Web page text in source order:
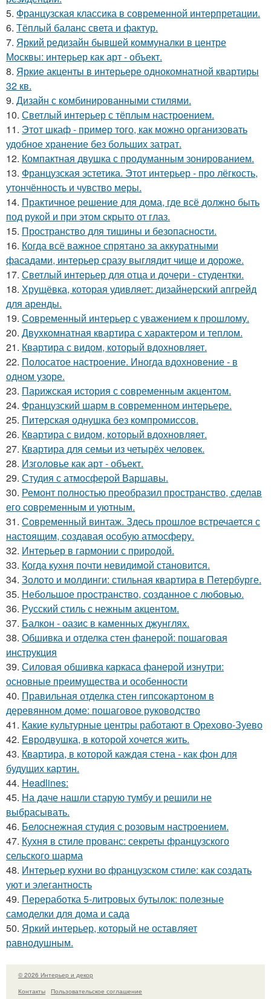
5. Французская классика в современной интерпретации.
6. Тёплый баланс света и фактур.
7. Яркий редизайн бывшей коммуналки в центре
Москвы: интерьер как арт - объект.
8. Яркие акценты в интерьере однокомнатной квартиры
32 кв.
9. Дизайн с комбинированными стилями.
10. Светлый интерьер с тёплым настроением.
11. Этот шкаф - пример того, как можно организовать
удобное хранение без больших затрат.
12. Компактная двушка с продуманным зонированием.
13. Французская эстетика. Этот интерьер - про лёгкость,
утончённость и чувство меры.
14. Практичное решение для дома, где всё должно быть
под рукой и при этом скрыто от глаз.
15. Пространство для тишины и безопасности.
16. Когда всё важное спрятано за аккуратными
фасадами, интерьер сразу выглядит чище и дороже.
17. Светлый интерьер для отца и дочери - студентки.
18. Хрущёвка, которая удивляет: дизайнерский апгрейд
для аренды.
19. Современный интерьер с уважением к прошлому.
20. Двухкомнатная квартира с характером и теплом.
21. Квартира с видом, который вдохновляет.
22. Полосатое настроение. Иногда вдохновение - в
одном узоре.
23. Парижская история с современным акцентом.
24. Французский шарм в современном интерьере.
25. Питерская однушка без компромиссов.
26. Квартира с видом, который вдохновляет.
27. Квартира для семьи из четырёх человек.
28. Изголовье как арт - объект.
29. Студия с атмосферой Варшавы.
30. Ремонт полностью преобразил пространство, сделав
его современным и уютным.
31. Современный винтаж. Здесь прошлое встречается с
настоящим, создавая особую атмосферу.
32. Интерьер в гармонии с природой.
33. Когда кухня почти невидимой становится.
34. Золото и молдинги: стильная квартира в Петербурге.
35. Небольшое пространство, созданное с любовью.
36. Русский стиль с нежным акцентом.
37. Балкон - оазис в каменных джунглях.
38. Обшивка и отделка стен фанерой: пошаговая
инструкция
39. Силовая обшивка каркаса фанерой изнутри:
основные преимущества и особенности
40. Правильная отделка стен гипсокартоном в
деревянном доме: пошаговое руководство
41. Какие культурные центры работают в Орехово-Зуево
42. Евродвушка, в которой хочется жить.
43. Квартира, в которой каждая стена - как фон для
будущих картин.
44. Headlines:
45. На даче нашли старую тумбу и решили не
выбрасывать.
46. Белоснежная студия с розовым настроением.
47. Кухня в стиле прованс: секреты французского
сельского шарма
48. Интерьер кухни во французском стиле: как создать
уют и элегантность
49. Переработка 5-литровых бутылок: полезные
самоделки для дома и сада
50. Яркий интерьер, который не оставляет
равнодушным.
© 2026 Интерьер и декор
Контакты
Пользовательское соглашение